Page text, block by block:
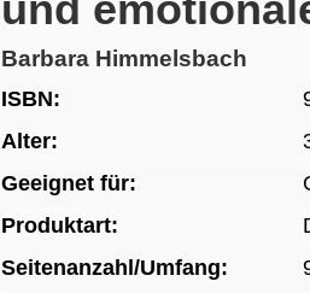
Barbara Himmelsbach
ISBN:
Alter:
Geeignet für:
Produktart:
Seitenanzahl/Umfang: